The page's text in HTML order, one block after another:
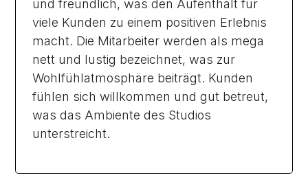
und freundlich, was den Aufenthalt für
viele Kunden zu einem positiven Erlebnis
macht. Die Mitarbeiter werden als mega
nett und lustig bezeichnet, was zur
Wohlfühlatmosphäre beiträgt. Kunden
fühlen sich willkommen und gut betreut,
was das Ambiente des Studios
unterstreicht.